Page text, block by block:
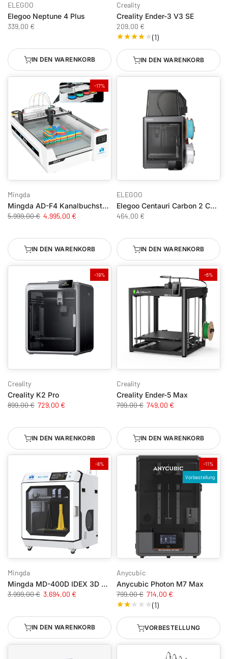
ELEGOO
Elegoo Neptune 4 Plus
339,00 €
IN DEN WARENKORB
Creality
Creality Ender-3 V3 SE
209,00 €
(1)
IN DEN WARENKORB
-17%
Mingda
Mingda AD-F4 Kanalbuchstaben 4-farbig
5.999,00 € 4.995,00 €
IN DEN WARENKORB
ELEGOO
Elegoo Centauri Carbon 2 Combo
464,00 €
IN DEN WARENKORB
-19%
Creality
Creality K2 Pro
899,00 € 729,00 €
IN DEN WARENKORB
-6%
Creality
Creality Ender-5 Max
799,00 € 749,00 €
IN DEN WARENKORB
-8%
Mingda
Mingda MD-400D IDEX 3D Drucker
3.999,00 € 3.694,00 €
IN DEN WARENKORB
-11%
Vorbestellung
Anycubic
Anycubic Photon M7 Max
799,00 € 714,00 €
(1)
VORBESTELLUNG